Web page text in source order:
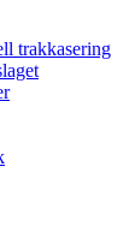
trakkasering